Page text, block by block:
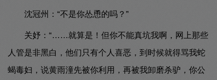
沈冠州：“不是你怂恿的吗？”
关妤：“……就算是！但你不能真坑我啊，网上那些
人管是非黑白，他们只有个人喜恶，到时候就得骂我蛇
蝎毒妇，说黄雨潼先被你利用，再被我卸磨杀驴，你公